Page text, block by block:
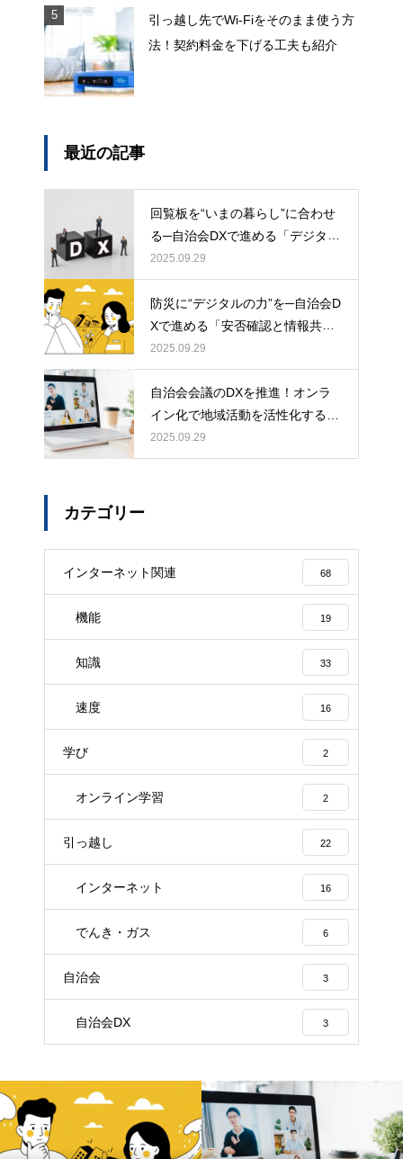
引っ越し先でWi-Fiをそのまま使う方
法！契約料金を下げる工夫も紹介
最近の記事
回覧板を“いまの暮らし”に合わせ
る─自治会DXで進める「デジタル
回覧板」の始め方
2025.09.29
防災に“デジタルの力”を─自治会D
Xで進める「安否確認と情報共
有」の新しいかたち：地域コミュ
ニティを災害から守るためのロー
ドマップ
2025.09.29
自治会会議のDXを推進！オンラ
イン化で地域活動を活性化する詳
細ガイド
2025.09.29
カテゴリー
インターネット関連 68
機能 19
知識 33
速度 16
学び 2
オンライン学習 2
引っ越し 22
インターネット 16
でんき・ガス 6
自治会 3
自治会DX 3